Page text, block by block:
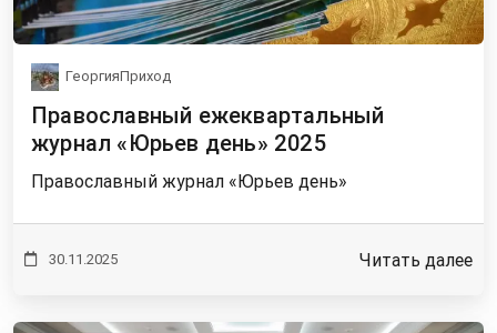
ГеоргияПриход
Православный ежеквартальный
журнал «Юрьев день» 2025
Православный журнал «Юрьев день»
30.11.2025 Читать далее